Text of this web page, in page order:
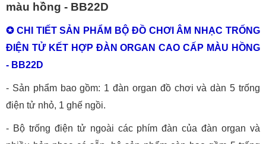
màu hồng - BB22D
✪ CHI TIẾT SẢN PHẨM BỘ ĐỒ CHƠI ÂM NHẠC TRỐNG
ĐIỆN TỬ KẾT HỢP ĐÀN ORGAN CAO CẤP MÀU HỒNG
- BB22D
- Sản phẩm bao gồm: 1 đàn organ đồ chơi và dàn 5 trống
điện tử nhỏ, 1 ghế ngồi.
- Bộ trống điện tử ngoài các phím đàn của đàn organ và